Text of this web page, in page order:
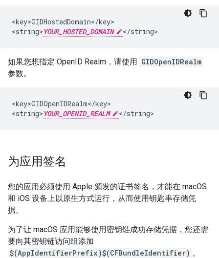
<key>GIDHostedDomain</key>
<string> YOUR_HOSTED_DOMAIN </string>
如果您想指定 OpenID Realm，请使用 GIDOpenIDRealm
参数。
<key>GIDOpenIDRealm</key>
<string> YOUR_OPENID_REALM </string>
为应用签名
您的应用必须使用 Apple 颁发的证书签名，才能在 macOS
和 iOS 设备上以原生方式运行，从而使用钥匙串存储凭
据。
为了让 macOS 应用能够使用密钥链成功存储凭据，您还需
要向其密钥链访问组添加
$(AppIdentifierPrefix)$(CFBundleIdentifier) 。